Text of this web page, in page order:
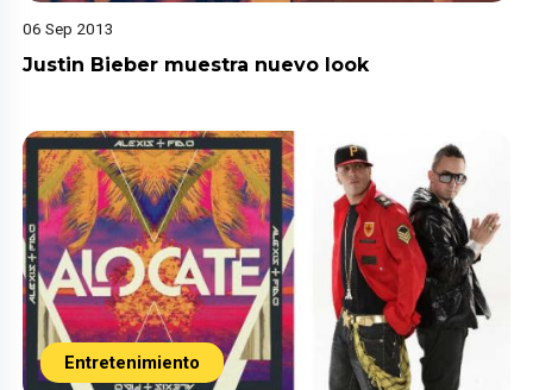
06 Sep 2013
Justin Bieber muestra nuevo look
Entretenimiento